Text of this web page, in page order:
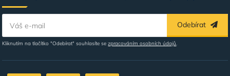
Váš e-mail Odebírat
Kliknutím na tlačítko "Odebírat" souhlasíte sezpracováním osobních údajů.